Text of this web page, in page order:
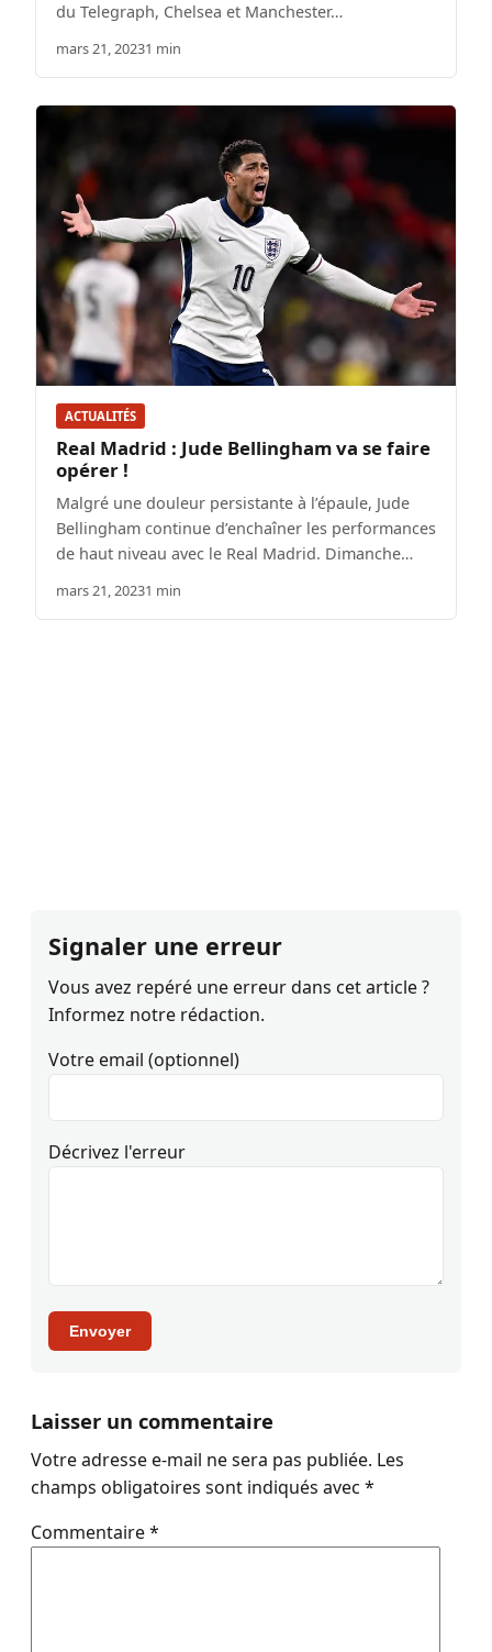
du Telegraph, Chelsea et Manchester…
mars 21, 20231 min
ACTUALITÉS
Real Madrid : Jude Bellingham va se faire
opérer !
Malgré une douleur persistante à l’épaule, Jude
Bellingham continue d’enchaîner les performances
de haut niveau avec le Real Madrid. Dimanche…
mars 21, 20231 min
Signaler une erreur
Vous avez repéré une erreur dans cet article ?
Informez notre rédaction.
Votre email (optionnel)
Décrivez l'erreur
Envoyer
Laisser un commentaire
Votre adresse e-mail ne sera pas publiée. Les
champs obligatoires sont indiqués avec *
Commentaire*